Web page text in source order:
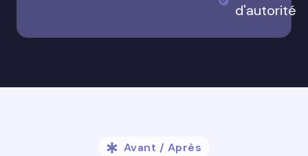
d'autorité
Avant / Après